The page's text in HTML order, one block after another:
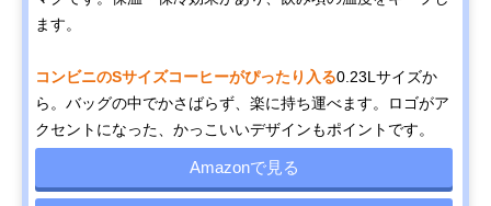
ます。
コンビニのSサイズコーヒーがぴったり入る0.23Lサイズか
ら。バッグの中でかさばらず、楽に持ち運べます。ロゴがア
クセントになった、かっこいいデザインもポイントです。
Amazonで見る